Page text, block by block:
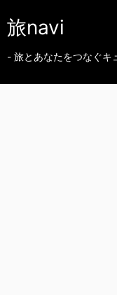
旅navi
- 旅とあなたをつなぐキ